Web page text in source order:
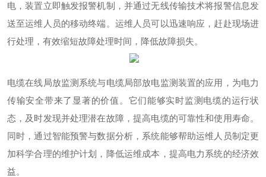
电，装置立即触发报警机制，并通过无线传输技术将报警信息发
送至运维人员的移动终端。运维人员可以迅速响应，赶赴现场进
行处理，有效缩短故障处理时间，降低故障损失。
电缆在线局放监测系统与电缆局部放电监测装置的应用，为电力
传输安全带来了显著的价值。它们能够实时监测电缆的运行状
态，及时发现并处理潜在故障，提高电缆的可靠性和使用寿命。
同时，通过智能预警与数据分析，系统能够帮助运维人员制定更
加科学合理的维护计划，降低运维成本，提高电力系统的经济效
益。